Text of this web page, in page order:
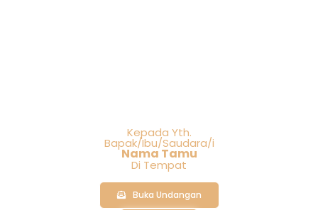
Kepada Yth.
Bapak/Ibu/Saudara/i
Nama Tamu
Di Tempat
Buka Undangan